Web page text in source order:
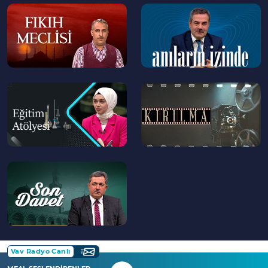
--
>
--
--
>
--
>
Vav Radyo Canlı